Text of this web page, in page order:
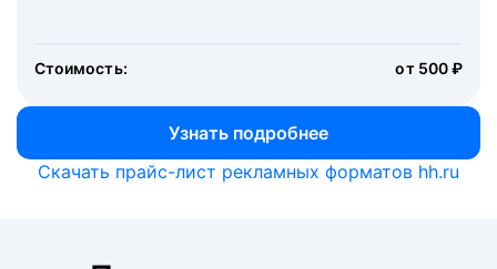
Стоимость: от 500 ₽
Узнать подробнее
Скачать прайс-лист рекламных форматов hh.ru